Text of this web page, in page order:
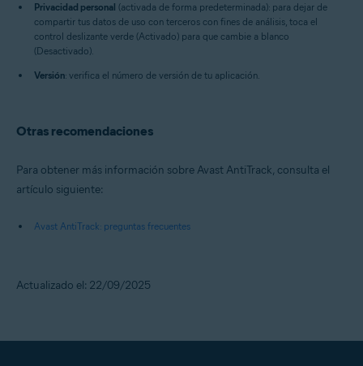
Privacidad personal (activada de forma predeterminada): para dejar de
compartir tus datos de uso con terceros con fines de análisis, toca el
control deslizante verde (Activado) para que cambie a blanco
(Desactivado).
Versión: verifica el número de versión de tu aplicación.
Otras recomendaciones
Para obtener más información sobre Avast AntiTrack, consulta el
artículo siguiente:
Avast AntiTrack: preguntas frecuentes
Actualizado el: 22/09/2025